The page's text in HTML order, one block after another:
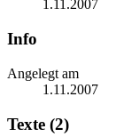
1.11.2007
Info
Angelegt am
1.11.2007
Texte (2)